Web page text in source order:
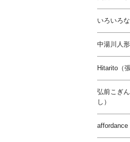
いろいろ
中湯川人
Hitarito（
弘前こぎ
し）
affordance